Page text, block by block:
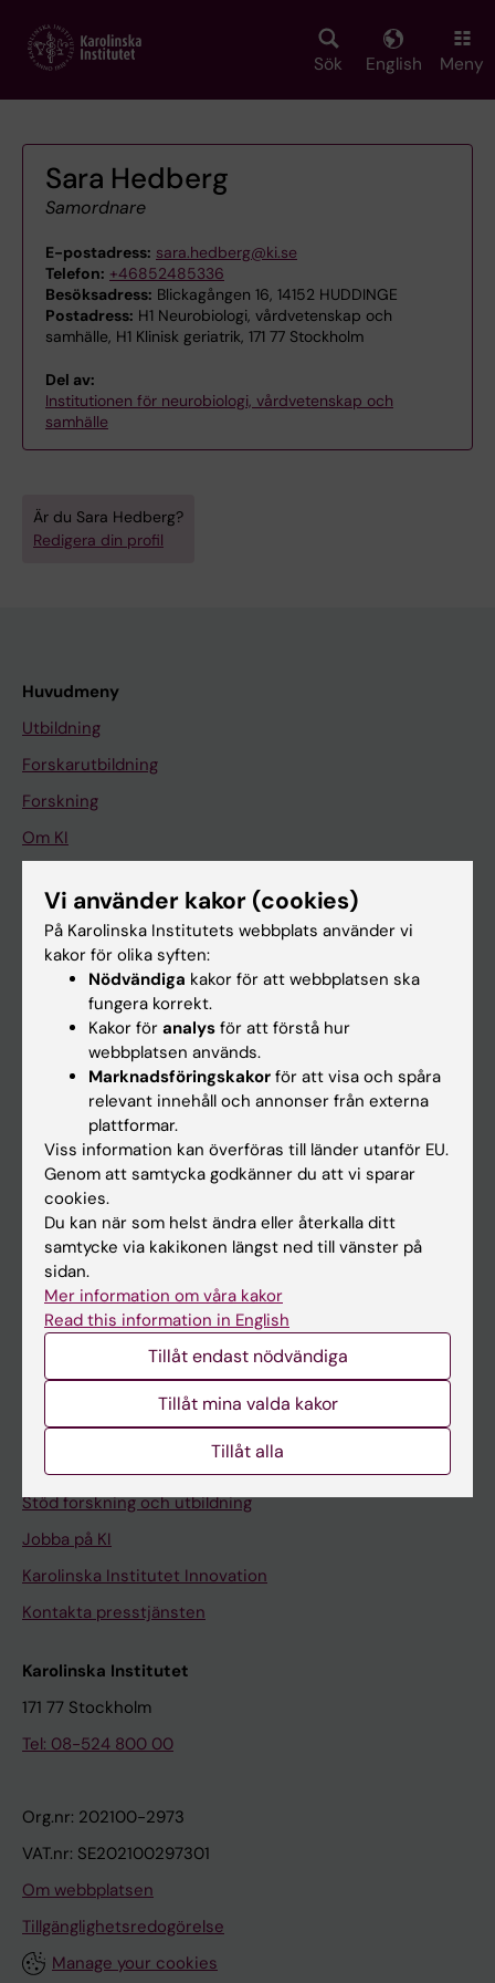
main
Sök English Meny
Sara Hedberg
Samordnare
E-postadress: sara.hedberg@ki.se
Telefon: +46852485336
Besöksadress: Blickagången 16, 14152 HUDDINGE
Postadress: H1 Neurobiologi, vårdvetenskap och
samhälle, H1 Klinisk geriatrik, 171 77 Stockholm
Del av:
Institutionen för neurobiologi, vårdvetenskap och
samhälle
Är du Sara Hedberg?
Redigera din profil
Huvudmeny
Utbildning
Forskarutbildning
Forskning
Om KI
På gång
Nyheter
Kalender
Schema
Studentmejlen
Kurs- och programwebbar
Student på KI
Medarbetare
Medarbetarportalen
Kontakta och besök KI
Universitetsbiblioteket
Stöd forskning och utbildning
Jobba på KI
Karolinska Institutet Innovation
Kontakta presstjänsten
Karolinska Institutet
171 77 Stockholm
Tel: 08-524 800 00
Org.nr: 202100-2973
VAT.nr: SE202100297301
Om webbplatsen
Tillgänglighetsredogörelse
Manage your cookies
Vi använder kakor (cookies)
På Karolinska Institutets webbplats använder vi
kakor för olika syften:
Nödvändiga kakor för att webbplatsen ska
fungera korrekt.
Kakor för analys för att förstå hur
webbplatsen används.
Marknadsföringskakor för att visa och spåra
relevant innehåll och annonser från externa
plattformar.
Viss information kan överföras till länder utanför EU.
Genom att samtycka godkänner du att vi sparar
cookies.
Du kan när som helst ändra eller återkalla ditt
samtycke via kakikonen längst ned till vänster på
sidan.
Mer information om våra kakor
Read this information in English
Tillåt endast nödvändiga
Tillåt mina valda kakor
Tillåt alla